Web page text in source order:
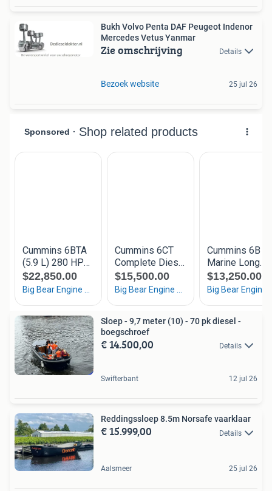
Bukh Volvo Penta DAF Peugeot Indenor
Mercedes Vetus Yanmar
Zie omschrijving Details
Bezoek website 25 jul 26
Sloep - 9,7 meter (10) - 70 pk diesel -
boegschroef
€ 14.500,00 Details
Swifterbant 12 jul 26
Reddingssloep 8.5m Norsafe vaarklaar
€ 15.999,00 Details
Aalsmeer 25 jul 26